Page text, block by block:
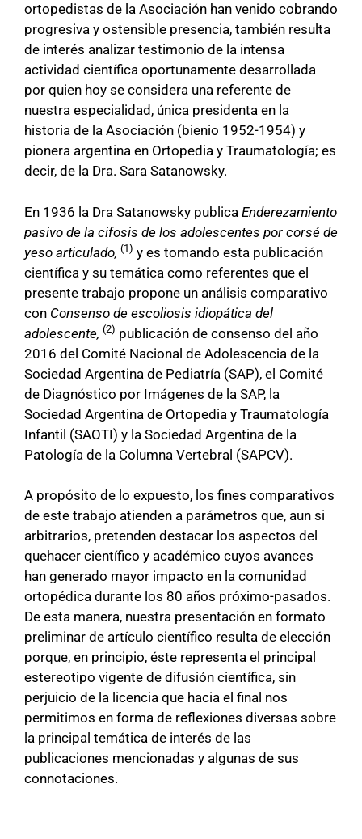
ortopedistas de la Asociación han venido cobrando
progresiva y ostensible presencia, también resulta
de interés analizar testimonio de la intensa
actividad científica oportunamente desarrollada
por quien hoy se considera una referente de
nuestra especialidad, única presidenta en la
historia de la Asociación (bienio 1952-1954) y
pionera argentina en Ortopedia y Traumatología; es
decir, de la Dra. Sara Satanowsky.
En 1936 la Dra Satanowsky publica Enderezamiento
pasivo de la cifosis de los adolescentes por corsé de
yeso articulado, (1) y es tomando esta publicación
científica y su temática como referentes que el
presente trabajo propone un análisis comparativo
con Consenso de escoliosis idiopática del
adolescente, (2) publicación de consenso del año
2016 del Comité Nacional de Adolescencia de la
Sociedad Argentina de Pediatría (SAP), el Comité
de Diagnóstico por Imágenes de la SAP, la
Sociedad Argentina de Ortopedia y Traumatología
Infantil (SAOTI) y la Sociedad Argentina de la
Patología de la Columna Vertebral (SAPCV).
A propósito de lo expuesto, los fines comparativos
de este trabajo atienden a parámetros que, aun si
arbitrarios, pretenden destacar los aspectos del
quehacer científico y académico cuyos avances
han generado mayor impacto en la comunidad
ortopédica durante los 80 años próximo-pasados.
De esta manera, nuestra presentación en formato
preliminar de artículo científico resulta de elección
porque, en principio, éste representa el principal
estereotipo vigente de difusión científica, sin
perjuicio de la licencia que hacia el final nos
permitimos en forma de reflexiones diversas sobre
la principal temática de interés de las
publicaciones mencionadas y algunas de sus
connotaciones.